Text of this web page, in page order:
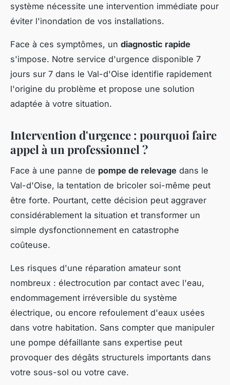
système nécessite une intervention immédiate pour
éviter l'inondation de vos installations.
Face à ces symptômes, un diagnostic rapide
s'impose. Notre service d'urgence disponible 7
jours sur 7 dans le Val-d'Oise identifie rapidement
l'origine du problème et propose une solution
adaptée à votre situation.
Intervention d'urgence : pourquoi faire
appel à un professionnel ?
Face à une panne de pompe de relevage dans le
Val-d'Oise, la tentation de bricoler soi-même peut
être forte. Pourtant, cette décision peut aggraver
considérablement la situation et transformer un
simple dysfonctionnement en catastrophe
coûteuse.
Les risques d'une réparation amateur sont
nombreux : électrocution par contact avec l'eau,
endommagement irréversible du système
électrique, ou encore refoulement d'eaux usées
dans votre habitation. Sans compter que manipuler
une pompe défaillante sans expertise peut
provoquer des dégâts structurels importants dans
votre sous-sol ou votre cave.